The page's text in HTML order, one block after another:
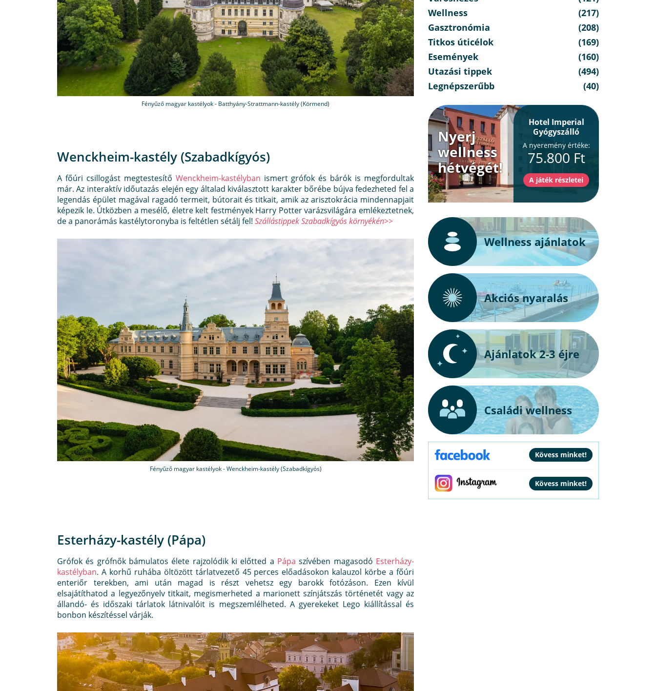
Fényűző magyar kastélyok - Batthyány-Strattmann-kastély (Körmend)
Wenckheim-kastély (Szabadkígyós)
A főúri csillogást megtestesítő Wenckheim-kastélyban ismert grófok és bárók is megfordultak
már. Az interaktív időutazás elején egy általad kiválasztott karakter bőrébe bújva fedezheted fel a
legendás épület magával ragadó termeit, bútorait és titkait, amik az arisztokrácia mindennapjait
képezik le. Útközben a mesélő, életre kelt festmények Harry Potter varázsvilágára emlékeztetnek,
de a panorámás kastélytoronyba is feltétlen sétálj fel! Szállástippek Szabadkígyós környékén>>
Fényűző magyar kastélyok - Wenckheim-kastély (Szabadkígyós)
Esterházy-kastély (Pápa)
Grófok és grófnők bámulatos élete rajzolódik ki előtted a Pápa szívében magasodó Esterházy-
kastélyban. A korhű ruhába öltözött tárlatvezető 45 perces előadásokon kalauzol körbe a főúri
enteriőr terekben, ami után magad is részt vehetsz egy barokk fotózáson. Ezen kívül
elsajátíthatod a legyezőnyelv titkait, megismerheted a marionett színjátszás történetét vagy az
állandó- és időszaki tárlatok látnivalóit is megszemlélheted. A gyerekeket Lego kiállítással és
bonbon készítéssel várják.
Wellness
(217)
Gasztronómia
(208)
Titkos úticélok
(169)
Események
(160)
Utazási tippek
(494)
Legnépszerűbb
(40)
Nyerj
wellness
hétvégét!
Hotel Imperial
Gyógyszálló
A nyeremény értéke:
75.800 Ft
Wellness ajánlatok
Akciós nyaralás
Ajánlatok 2-3 éjre
Családi wellness